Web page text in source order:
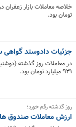
تومان بود.
جزئیات دادوستد گواهی
۹۳۱ میلیارد تومان بود.
روز گذشته رقم خورد؛
ارزش معاملات صندوق های طلا به